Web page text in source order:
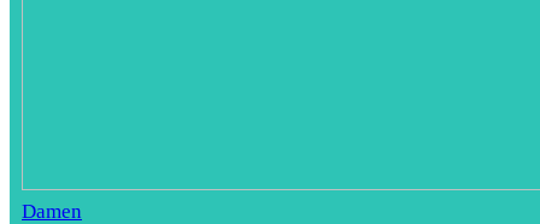
Damen